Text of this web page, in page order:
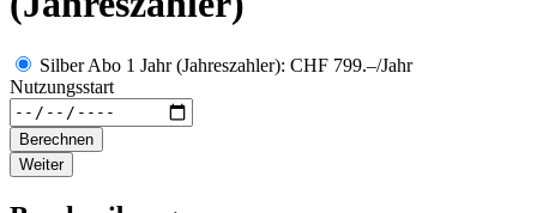
Silber Abo 1 Jahr (Jahreszahler): CHF 799.–/Jahr
Nutzungsstart
Berechnen
Weiter